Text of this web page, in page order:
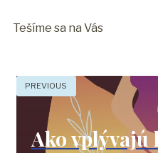
Tešíme sa na Vás
PREVIOUS
Ako vplývajú